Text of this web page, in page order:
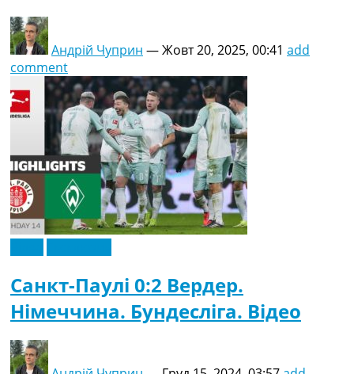
Андрій Чуприн —Жовт 20, 2025, 00:41 add
comment
Санкт-Паулі 0:2 Вердер.
Німеччина. Бундесліга. Відео